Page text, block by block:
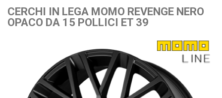
CERCHI IN LEGA MOMO REVENGE NERO
OPACO DA 15 POLLICI ET 39